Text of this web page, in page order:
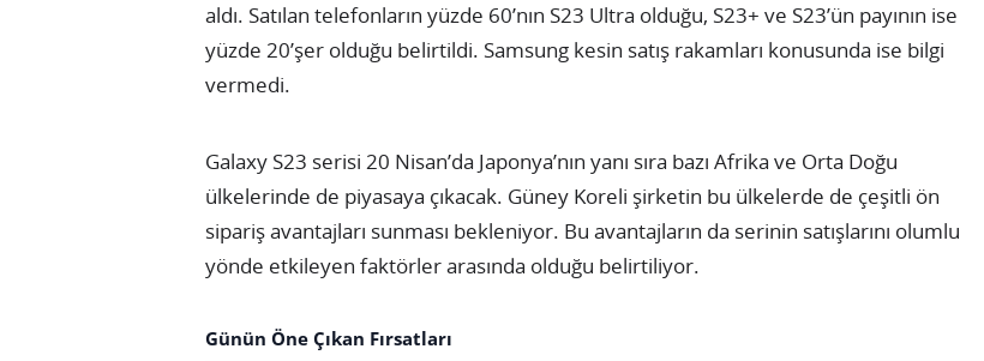
aldı. Satılan telefonların yüzde 60’nın S23 Ultra olduğu, S23+ ve S23’ün payının ise
yüzde 20’şer olduğu belirtildi. Samsung kesin satış rakamları konusunda ise bilgi
vermedi.
Galaxy S23 serisi 20 Nisan’da Japonya’nın yanı sıra bazı Afrika ve Orta Doğu
ülkelerinde de piyasaya çıkacak. Güney Koreli şirketin bu ülkelerde de çeşitli ön
sipariş avantajları sunması bekleniyor. Bu avantajların da serinin satışlarını olumlu
yönde etkileyen faktörler arasında olduğu belirtiliyor.
Günün Öne Çıkan Fırsatları